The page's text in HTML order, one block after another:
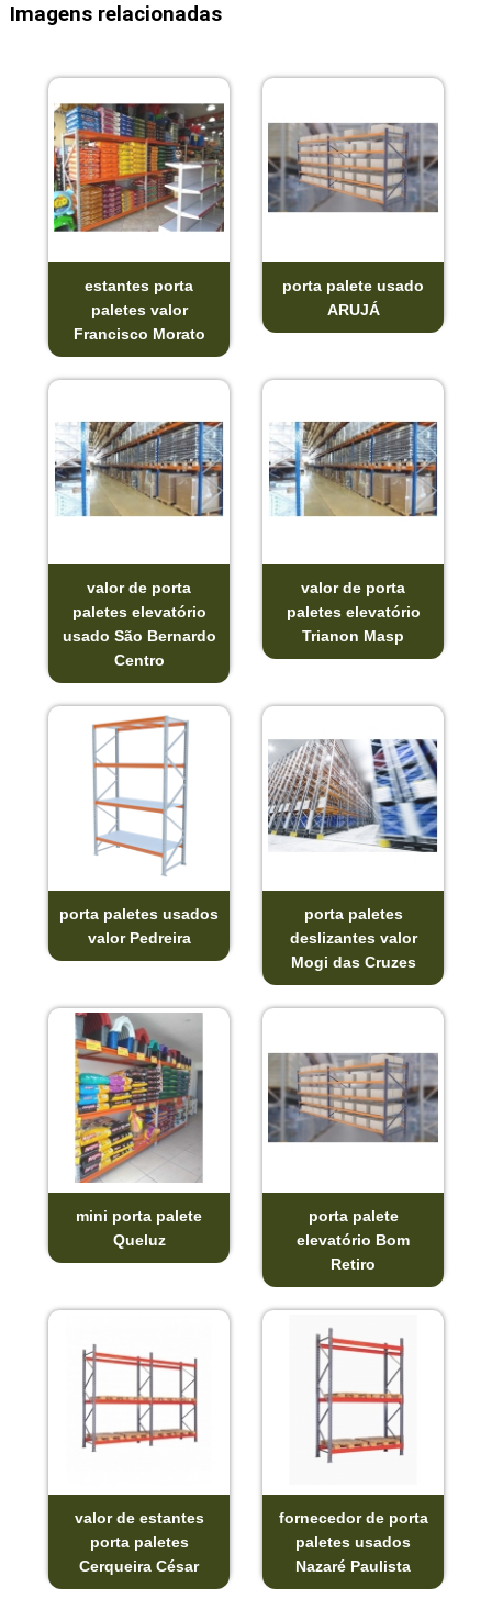
Imagens relacionadas
estantes porta
paletes valor
Francisco Morato
porta palete usado
ARUJÁ
valor de porta
paletes elevatório
usado São Bernardo
Centro
valor de porta
paletes elevatório
Trianon Masp
porta paletes usados
valor Pedreira
porta paletes
deslizantes valor
Mogi das Cruzes
mini porta palete
Queluz
porta palete
elevatório Bom
Retiro
valor de estantes
porta paletes
Cerqueira César
fornecedor de porta
paletes usados
Nazaré Paulista